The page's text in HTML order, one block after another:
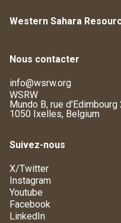
Western Sahara
Nous contacter
info@wsrw.org
WSRW
Mundo B, rue d'Edimbourg
1050 Ixelles, Belgium
Suivez-nous
X/Twitter
Instagram
Youtube
Facebook
LinkedIn